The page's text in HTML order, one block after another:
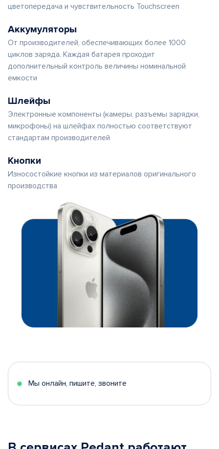
цветопередача и чувствительность Touchscreen
Аккумуляторы
От производителей, обеспечивающих более 1000
циклов заряда. Каждая батарея проходит
дополнительный контроль величины номинальной
емкости
Шлейфы
Электронные компоненты (камеры, разъемы зарядки,
микрофоны) на шлейфах полностью соответствуют
стандартам производителей
Кнопки
Износостойкие кнопки из материалов оригинального
производства
Мы онлайн, пишите, звоните